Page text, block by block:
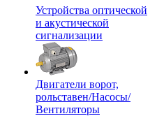
Устройства оптической
и акустической
сигнализации
Двигатели ворот,
рольставен/Насосы/
Вентиляторы